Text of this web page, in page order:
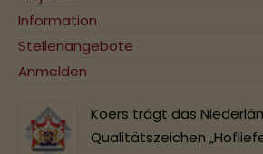
Information
Stellenangebote
Anmelden
Koers trägt das
Qualitätszeichen